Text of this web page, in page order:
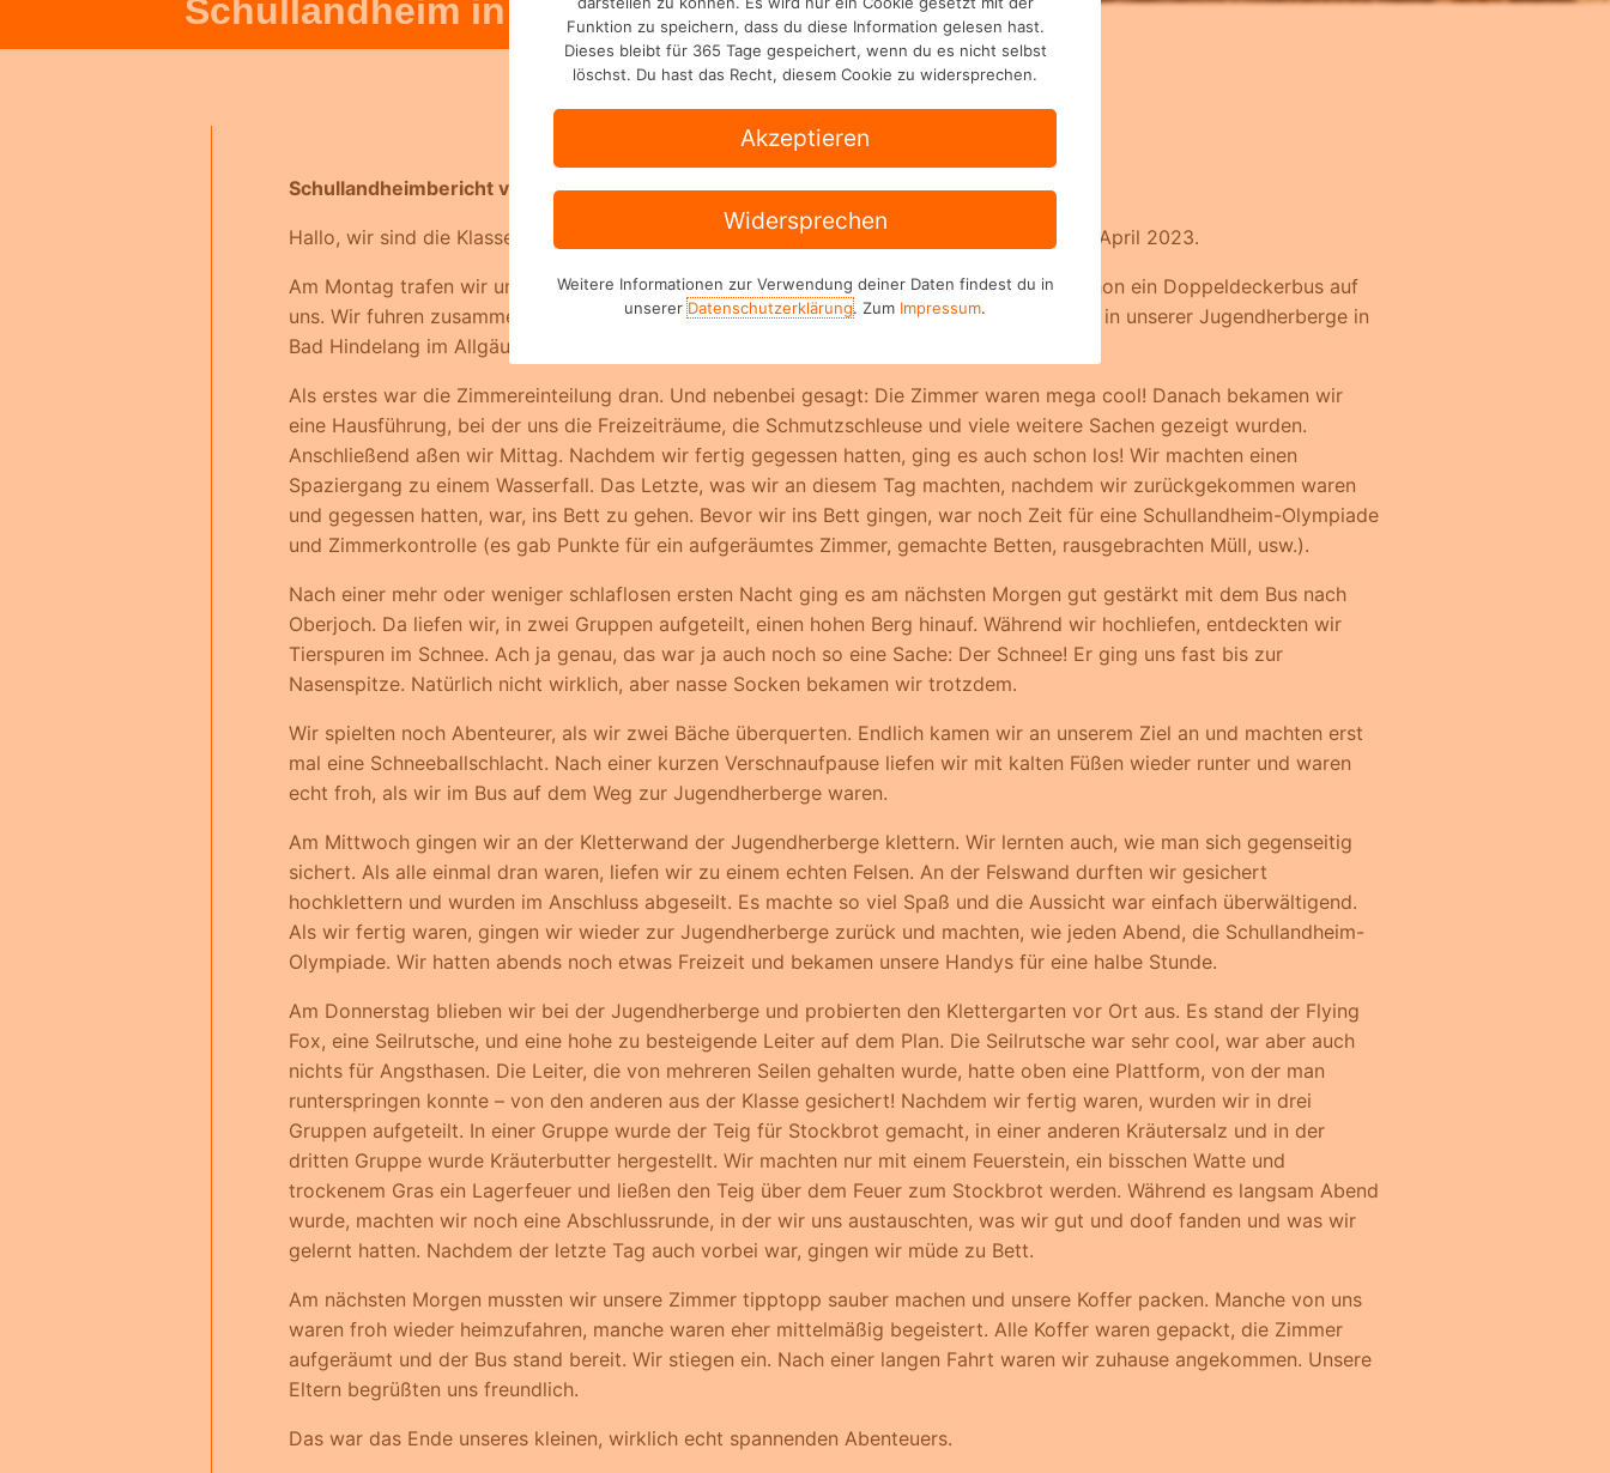
Schullandheim in Bad Hindelang (Klasse 6)
Schullandheimbericht von Noemi, Klasse 6b im Schuljahr 2022 / 2023
Hallo, wir sind die Klasse 6b und erzählen Euch von unserem Schullandheim im Allgäu im April 2023.
Am Montag trafen wir uns ganz früh an der Bushaltestelle am Gymnasium. Es wartete schon ein Doppeldeckerbus auf
uns. Wir fuhren zusammen mit der 6a und der 6c. Die Fahrt dauerte ca. 3 Stunden bis wir in unserer Jugendherberge in
Bad Hindelang im Allgäu ankamen.
Als erstes war die Zimmereinteilung dran. Und nebenbei gesagt: Die Zimmer waren mega cool! Danach bekamen wir
eine Hausführung, bei der uns die Freizeiträume, die Schmutzschleuse und viele weitere Sachen gezeigt wurden.
Anschließend aßen wir Mittag. Nachdem wir fertig gegessen hatten, ging es auch schon los! Wir machten einen
Spaziergang zu einem Wasserfall. Das Letzte, was wir an diesem Tag machten, nachdem wir zurückgekommen waren
und gegessen hatten, war, ins Bett zu gehen. Bevor wir ins Bett gingen, war noch Zeit für eine Schullandheim-Olympiade
und Zimmerkontrolle (es gab Punkte für ein aufgeräumtes Zimmer, gemachte Betten, rausgebrachten Müll, usw.).
Nach einer mehr oder weniger schlaflosen ersten Nacht ging es am nächsten Morgen gut gestärkt mit dem Bus nach
Oberjoch. Da liefen wir, in zwei Gruppen aufgeteilt, einen hohen Berg hinauf. Während wir hochliefen, entdeckten wir
Tierspuren im Schnee. Ach ja genau, das war ja auch noch so eine Sache: Der Schnee! Er ging uns fast bis zur
Nasenspitze. Natürlich nicht wirklich, aber nasse Socken bekamen wir trotzdem.
Wir spielten noch Abenteurer, als wir zwei Bäche überquerten. Endlich kamen wir an unserem Ziel an und machten erst
mal eine Schneeballschlacht. Nach einer kurzen Verschnaufpause liefen wir mit kalten Füßen wieder runter und waren
echt froh, als wir im Bus auf dem Weg zur Jugendherberge waren.
Am Mittwoch gingen wir an der Kletterwand der Jugendherberge klettern. Wir lernten auch, wie man sich gegenseitig
sichert. Als alle einmal dran waren, liefen wir zu einem echten Felsen. An der Felswand durften wir gesichert
hochklettern und wurden im Anschluss abgeseilt. Es machte so viel Spaß und die Aussicht war einfach überwältigend.
Als wir fertig waren, gingen wir wieder zur Jugendherberge zurück und machten, wie jeden Abend, die Schullandheim-
Olympiade. Wir hatten abends noch etwas Freizeit und bekamen unsere Handys für eine halbe Stunde.
Am Donnerstag blieben wir bei der Jugendherberge und probierten den Klettergarten vor Ort aus. Es stand der Flying
Fox, eine Seilrutsche, und eine hohe zu besteigende Leiter auf dem Plan. Die Seilrutsche war sehr cool, war aber auch
nichts für Angsthasen. Die Leiter, die von mehreren Seilen gehalten wurde, hatte oben eine Plattform, von der man
runterspringen konnte – von den anderen aus der Klasse gesichert! Nachdem wir fertig waren, wurden wir in drei
Gruppen aufgeteilt. In einer Gruppe wurde der Teig für Stockbrot gemacht, in einer anderen Kräutersalz und in der
dritten Gruppe wurde Kräuterbutter hergestellt. Wir machten nur mit einem Feuerstein, ein bisschen Watte und
trockenem Gras ein Lagerfeuer und ließen den Teig über dem Feuer zum Stockbrot werden. Während es langsam Abend
wurde, machten wir noch eine Abschlussrunde, in der wir uns austauschten, was wir gut und doof fanden und was wir
gelernt hatten. Nachdem der letzte Tag auch vorbei war, gingen wir müde zu Bett.
Am nächsten Morgen mussten wir unsere Zimmer tipptopp sauber machen und unsere Koffer packen. Manche von uns
waren froh wieder heimzufahren, manche waren eher mittelmäßig begeistert. Alle Koffer waren gepackt, die Zimmer
aufgeräumt und der Bus stand bereit. Wir stiegen ein. Nach einer langen Fahrt waren wir zuhause angekommen. Unsere
Eltern begrüßten uns freundlich.
Das war das Ende unseres kleinen, wirklich echt spannenden Abenteuers.
Funktion zu speichern, dass du diese Information gelesen hast.
Dieses bleibt für 365 Tage gespeichert, wenn du es nicht selbst
löschst. Du hast das Recht, diesem Cookie zu widersprechen.
Akzeptieren
Widersprechen
Weitere Informationen zur Verwendung deiner Daten findest du in
unsererDatenschutzerklärung. Zum Impressum.